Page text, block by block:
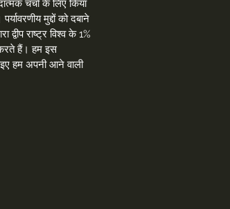
चर्चा के लिए किया
मुद्दों को दबाने
राष्ट्र विश्व के 1%
करते हैं। हम इस
हम अपनी आने वाली